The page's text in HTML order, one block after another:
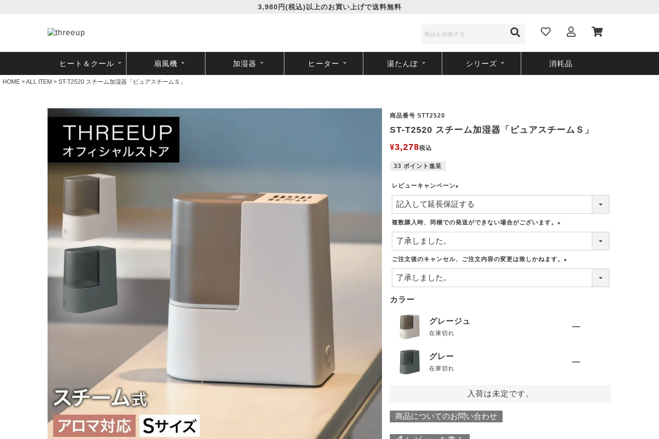
3,980円(税込)以上のお買い上げで送料無料
ヒート＆クール 扇風機 加湿器 ヒーター 湯たんぽ シリーズ 消耗品
HOME ALL ITEM ST-T2520 スチーム加湿器「ピュアスチームＳ」
商品番号 STT2520
ST-T2520 スチーム加湿器「ピュアスチームＳ」
¥3,278税込
33 ポイント進呈
レビューキャンペーン
(
必
須
複数購入時、同梱での発送ができない場合がございます。
ご注文後のキャンセル、ご注文内容の変更は致しかねます。
カラー
グレージュ
在庫切れ
—
グレー
在庫切れ
—
入荷は未定です。
商品についてのお問い合わせ